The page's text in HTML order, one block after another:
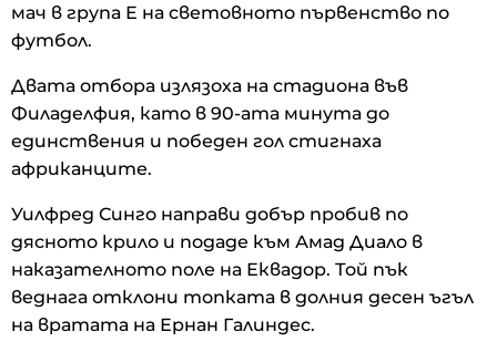
мач в група Е на световното първенство по
футбол.
Двата отбора излязоха на стадиона във
Филаделфия, като в 90-ата минута до
единствения и победен гол стигнаха
африканците.
Уилфред Синго направи добър пробив по
дясното крило и подаде към Амад Диало в
наказателното поле на Еквадор. Той пък
веднага отклони топката в долния десен ъгъл
на вратата на Ернан Галиндес.